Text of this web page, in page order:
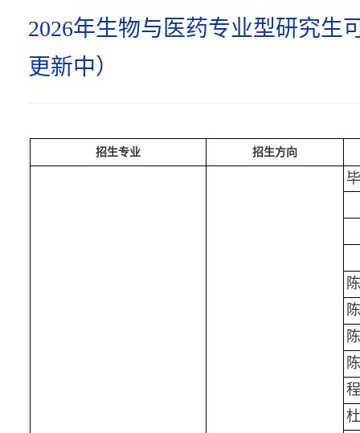
2026年生物与医药专业型研究生
更新中）
招生专业 招生方向